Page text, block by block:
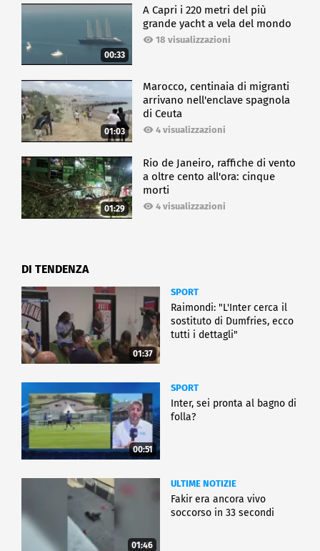
00:33
A Capri i 220 metri del più
grande yacht a vela del mondo
18 visualizzazioni
01:03
Marocco, centinaia di migranti
arrivano nell'enclave spagnola
di Ceuta
4 visualizzazioni
01:29
Rio de Janeiro, raffiche di vento
a oltre cento all'ora: cinque
morti
4 visualizzazioni
DI TENDENZA
01:37
SPORT
Raimondi: "L'Inter cerca il
sostituto di Dumfries, ecco
tutti i dettagli"
00:51
SPORT
Inter, sei pronta al bagno di
folla?
01:46
ULTIME NOTIZIE
Fakir era ancora vivo
soccorso in 33 secondi